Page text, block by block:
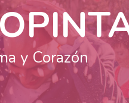
y Corazón